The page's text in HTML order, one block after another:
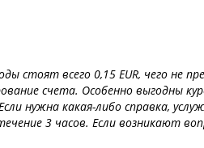
стоят всего 0,15 EUR, чего не
счета. Особенно выгодны
нужна какая-либо справка,
3 часов. Если возникают